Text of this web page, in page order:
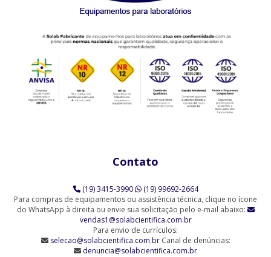
Contato
(19) 3415-3990
(19) 99692-2664
Para compras de equipamentos ou assistência técnica, clique no ícone
do WhatsApp à direita ou envie sua solicitação pelo e-mail abaixo:
vendas1@solabcientifica.com.br
Para envio de currículos:
selecao@solabcientifica.com.br Canal de denúncias:
denuncia@solabcientifica.com.br